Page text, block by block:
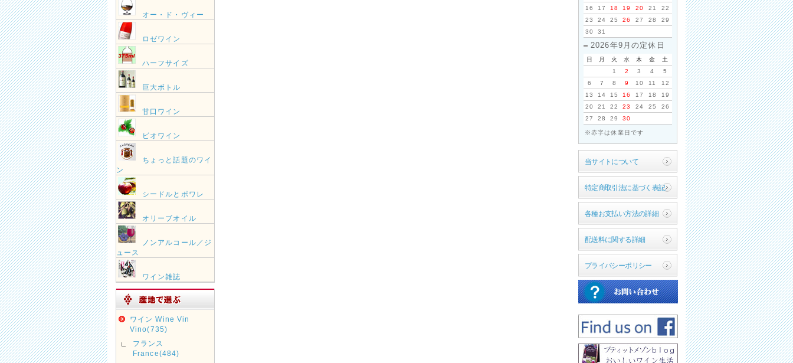
オー・ド・ヴィー
ロゼワイン
ハーフサイズ
巨大ボトル
甘口ワイン
ビオワイン
ちょっと話題のワイ
ン
シードルとポワレ
オリーブオイル
ノンアルコール／ジ
ュース
ワイン雑誌
ワイン Wine Vin
Vino(735)
フランス
France(484)
16
17 18 19 20 21
22
23
24 25 26 27 28
29
30
31
2026年9月の定休日
日 月 火 水 木 金
土
1
2 3 4
5
6
7 8 9 10 11
12
13
14 15 16 17 18
19
20
21 22 23 24 25
26
27
28 29 30
※赤字は休業日です
当サイトについて
特定商取引法に基づく表記
各種お支払い方法の詳細
配送料に関する詳細
プライバシーポリシー